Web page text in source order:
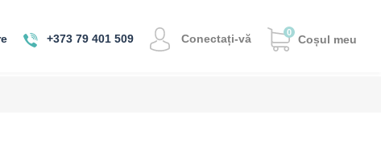
+373 79 401 509 Conectați-vă 0
Coșul meu